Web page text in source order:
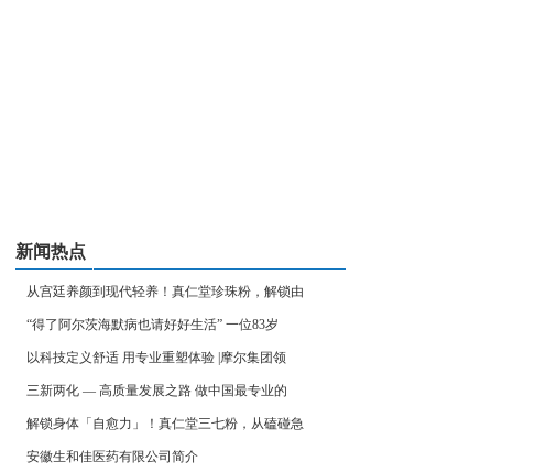
新闻热点
从宫廷养颜到现代轻养！真仁堂珍珠粉，解锁由
“得了阿尔茨海默病也请好好生活” 一位83岁
以科技定义舒适 用专业重塑体验 |摩尔集团领
三新两化 — 高质量发展之路 做中国最专业的
解锁身体「自愈力」！真仁堂三七粉，从磕碰急
安徽生和佳医药有限公司简介